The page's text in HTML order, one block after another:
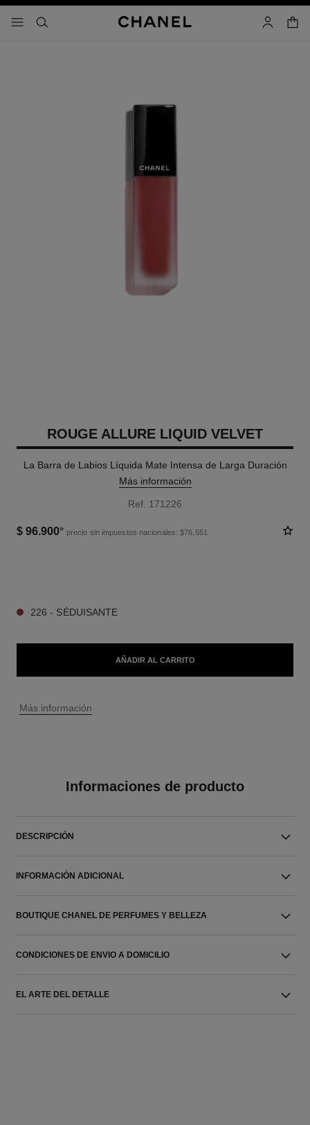
- navegación principal
buscar cuenta
ROUGE ALLURE LIQUID VELVET
La Barra de Labios Líquida Mate Intensa de Larga Duración
Más información
Ref. 171226
$ 96.900* precio sin impuestos nacionales: $76,551
226 - SÉDUISANTE
AÑADIR AL CARRITO
↩
Más información
Informaciones de producto
DESCRIPCIÓN
INFORMACIÓN ADICIONAL
BOUTIQUE CHANEL DE PERFUMES Y BELLEZA
CONDICIONES DE ENVIO A DOMICILIO
EL ARTE DEL DETALLE